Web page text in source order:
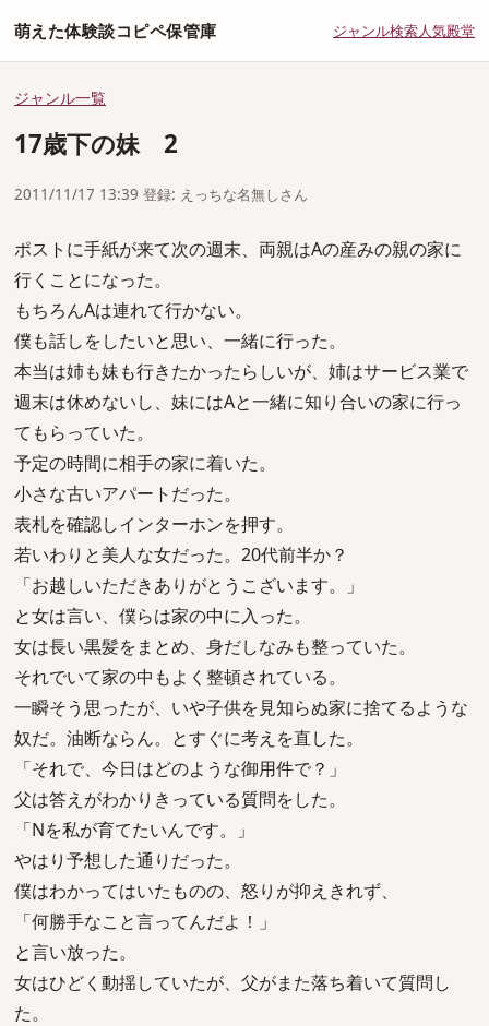
萌えた体験談コピペ保管庫 ジャンル検索人気殿堂
ジャンル一覧
17歳下の妹 2
2011/11/17 13:39 登録: えっちな名無しさん
ポストに手紙が来て次の週末、両親はAの産みの親の家に
行くことになった。
もちろんAは連れて行かない。
僕も話しをしたいと思い、一緒に行った。
本当は姉も妹も行きたかったらしいが、姉はサービス業で
週末は休めないし、妹にはAと一緒に知り合いの家に行っ
てもらっていた。
予定の時間に相手の家に着いた。
小さな古いアパートだった。
表札を確認しインターホンを押す。
若いわりと美人な女だった。20代前半か？
「お越しいただきありがとうこざいます。」
と女は言い、僕らは家の中に入った。
女は長い黒髪をまとめ、身だしなみも整っていた。
それでいて家の中もよく整頓されている。
一瞬そう思ったが、いや子供を見知らぬ家に捨てるような
奴だ。油断ならん。とすぐに考えを直した。
「それで、今日はどのような御用件で？」
父は答えがわかりきっている質問をした。
「Nを私が育てたいんです。」
やはり予想した通りだった。
僕はわかってはいたものの、怒りが抑えきれず、
「何勝手なこと言ってんだよ！」
と言い放った。
女はひどく動揺していたが、父がまた落ち着いて質問し
た。